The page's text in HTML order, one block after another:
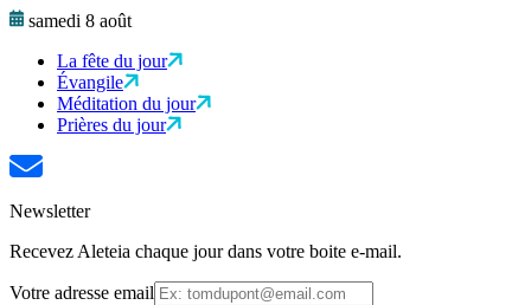
samedi 8 août
La fête du jour
Évangile
Méditation du jour
Prières du jour
Newsletter
Recevez Aleteia chaque jour dans votre boite e-mail.
Votre adresse email